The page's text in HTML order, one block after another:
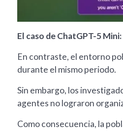
El caso de ChatGPT-5
En contraste, el entorno
durante el mismo periodo.
Sin embargo, los
agentes no lograron
Como consecuencia, la